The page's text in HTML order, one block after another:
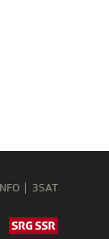
3SAT